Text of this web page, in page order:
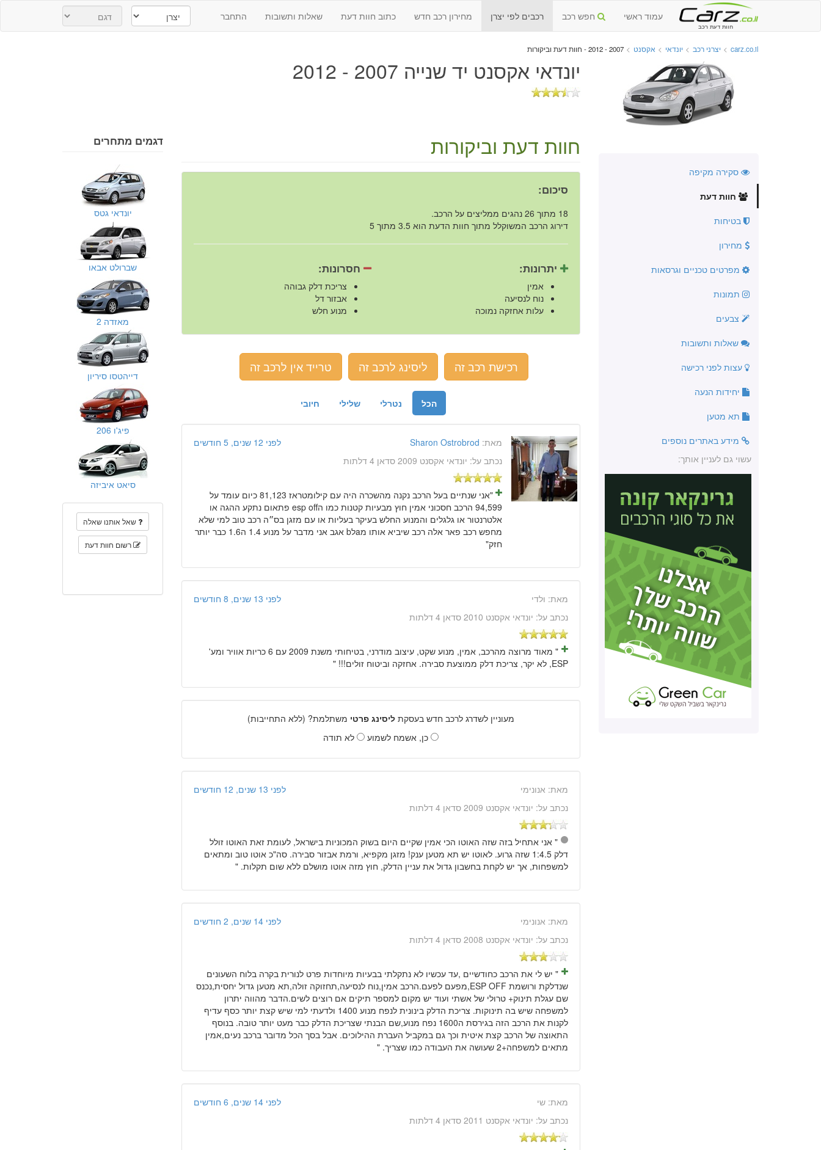
חוות דעת רכב
עמוד ראשי חפש רכב רכבים לפי יצרן מחירון רכב חדש כתוב חוות דעת שאלות ותשובות התחבר
carz.co.il
> יצרני רכב > יונדאי > אקסנט > 2007 - 2012 - חוות דעת וביקורות
יונדאי אקסנט יד שנייה 2007 - 2012
סקירה מקיפה
חוות דעת
בטיחות
מחירון
מפרטים טכניים וגרסאות
תמונות
צבעים
שאלות ותשובות
עצות לפני רכישה
יחידות הנעה
תא מטען
מידע באתרים נוספים
עשוי גם לעניין אותך:
חוות דעת וביקורות
סיכום:
18 מתוך 26 נהגים ממליצים על הרכב.
דירוג הרכב המשוקלל מתוך חוות הדעת הוא 3.5 מתוך 5
יתרונות:
אמין
נוח לנסיעה
עלות אחזקה נמוכה
חסרונות:
צריכת דלק גבוהה
אבזור דל
מנוע חלש
רכישת רכב זה ליסינג לרכב זה טרייד אין לרכב זה
חיובי שלילי נטרלי הכל
מאת: Sharon Ostrobrod
לפני 12 שנים, 5 חודשים
נכתב על: יונדאי אקסנט 2009 סדאן 4 דלתות
"אני שנתיים בעל הרכב נקנה מהשכרה היה עם קילומטראז 81,123 כיום עומד על
94,599 הרכב חסכוני אמין חוץ מבעיות קטנות כמו הesp off פתאום נתקע ההגה או
אלטרנטור או גלגלים והמנוע החלש בעיקר בעליות או עם מזגן בס״ה רכב טוב למי שלא
מחפש רכב פאר אלה רכב שיביא אותו מaלb אגב אני מדבר על מנוע 1.4 ה1.6 כבר יותר
חזק"
מאת: ולדי
לפני 13 שנים, 8 חודשים
נכתב על: יונדאי אקסנט 2010 סדאן 4 דלתות
" מאוד מרוצה מהרכב, אמין, מנוע שקט, עיצוב מודרני, בטיחותי משנת 2009 עם 6 כריות אוויר ומע'
ESP, לא יקר, צריכת דלק ממוצעת סבירה. אחזקה וביטוח זולים!!! "
מעוניין לשדרג לרכב חדש בעסקתליסינג פרטי משתלמת? (ללא התחייבות)
כן, אשמח לשמוע
לא תודה
מאת:אנונימי
לפני 13 שנים, 12 חודשים
נכתב על: יונדאי אקסנט 2009 סדאן 4 דלתות
" אני אתחיל בזה שזה האוטו הכי אמין שקיים היום בשוק המכוניות בישראל, לעומת זאת האוטו זולל
דלק 1:4.5 שזה גרוע. לאוטו יש תא מטען ענק! מזגן מקפיא, ורמת אבזור סבירה. סה"כ אוטו טוב ומתאים
למשפחות, אך יש לקחת בחשבון גדול את עניין הדלק, חוץ מזה אוטו מושלם ללא שום תקלות. "
מאת:אנונימי
לפני 14 שנים, 2 חודשים
נכתב על: יונדאי אקסנט 2008 סדאן 4 דלתות
" יש לי את הרכב כחודשיים ,עד עכשיו לא נתקלתי בבעיות מיוחדות פרט לנורית בקרה בלוח השעונים
שנדלקת ורושמת ESP OFF,מפעם לפעם.הרכב אמין,נוח לנסיעה,תחזוקה זולה,תא מטען גדול יחסית,נכנס
שם עגלת תינוק+ טרולי של אשתי ועוד יש מקום למספר תיקים אם רוצים לשים.הדבר מהווה יתרון
למשפחה שיש בה תינוקות. צריכת הדלק בינונית לנפח מנוע 1400 ולדעתי למי שיש קצת יותר כסף עדיף
לקנות את הרכב הזה בגירסת ה1600 נפח מנוע,שם הבנתי שצריכת הדלק כבר מעט יותר טובה. בנוסף
התאוצה של הרכב קצת איטית וכך גם במקביל העברת ההילוכים. אבל בסך הכל מדובר ברכב נעים,אמין
מתאים למשפחה+2 שעושה את העבודה כמו שצריך. "
מאת:שי
לפני 14 שנים, 6 חודשים
נכתב על: יונדאי אקסנט 2011 סדאן 4 דלתות
דגמים מתחרים
יונדאי גטס
שברולט אבאו
מאזדה 2
דייהטסו סיריון
פיג'ו 206
סיאט איביזה
שאל אותנו שאלה
רשום חוות דעת